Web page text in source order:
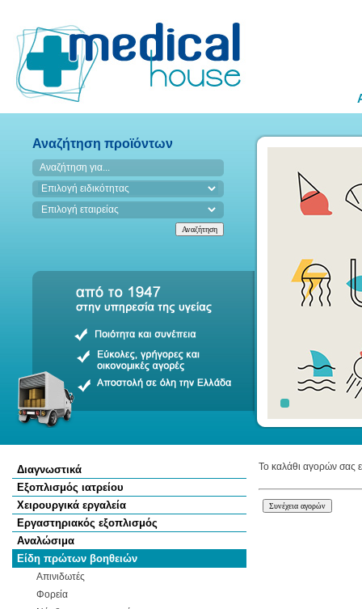
Αναζήτηση προϊόντων
Διαγνωστικά
Εξοπλισμός ιατρείου
Χειρουργικά εργαλεία
Εργαστηριακός εξοπλισμός
Αναλώσιμα
Είδη πρώτων βοηθειών
Απινιδωτές
Φορεία
Το καλάθι αγορών σας